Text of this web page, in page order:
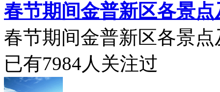
春节期间金普新区各景
春节期间金普新区各景
已有7984人关注过